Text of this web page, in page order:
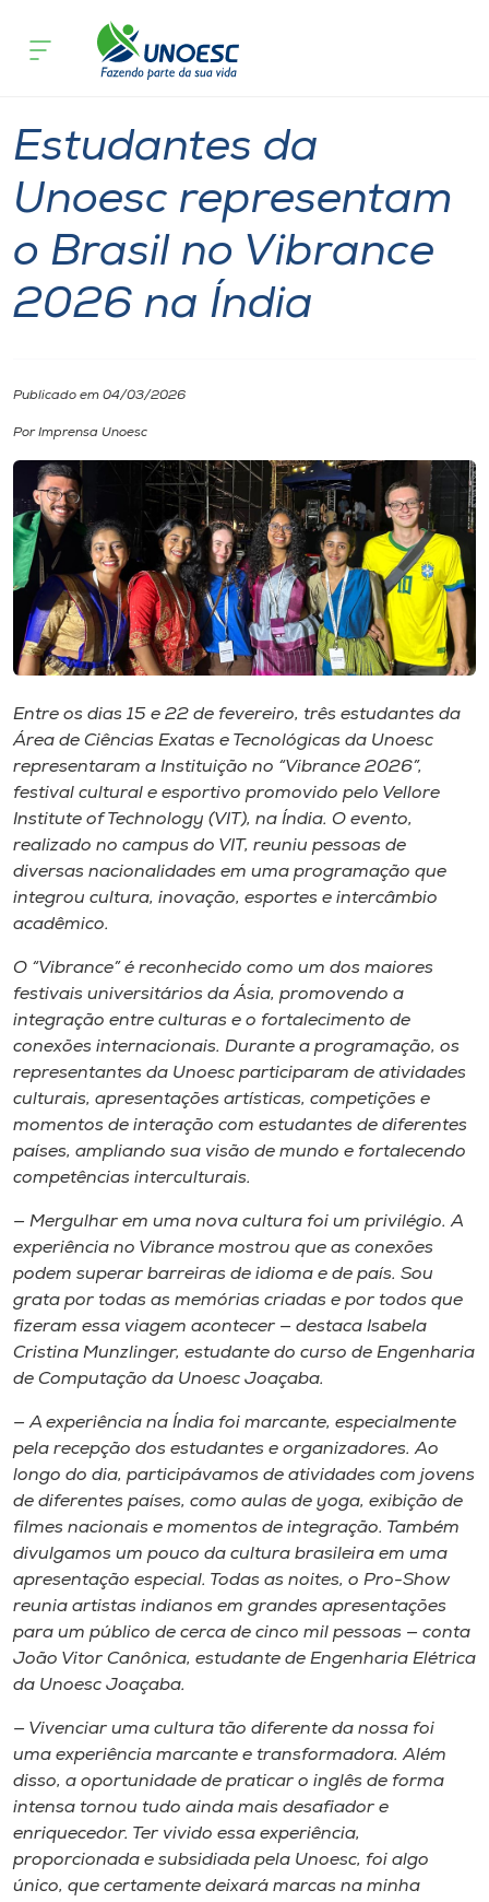
Cursos
Pesquisa
Atendimento ao Estudante
Portal de Ensino
Internacionalização
I.nova
Diplomados
Cultura
CPA
Biblioteca
Editora
Rádio
Museu
Unoesc
Store
Selecione
A+
A-
International
Estudantes da
Unoesc representam
o Brasil no Vibrance
2026 na Índia
Publicado em 04/03/2026
Por Imprensa Unoesc
Entre os dias 15 e 22 de fevereiro, três estudantes da
Área de Ciências Exatas e Tecnológicas da Unoesc
representaram a Instituição no “Vibrance 2026”,
festival cultural e esportivo promovido pelo Vellore
Institute of Technology (VIT), na Índia. O evento,
realizado no campus do VIT, reuniu pessoas de
diversas nacionalidades em uma programação que
integrou cultura, inovação, esportes e intercâmbio
acadêmico.
O “Vibrance” é reconhecido como um dos maiores
festivais universitários da Ásia, promovendo a
integração entre culturas e o fortalecimento de
conexões internacionais. Durante a programação, os
representantes da Unoesc participaram de atividades
culturais, apresentações artísticas, competições e
momentos de interação com estudantes de diferentes
países, ampliando sua visão de mundo e fortalecendo
competências interculturais.
— Mergulhar em uma nova cultura foi um privilégio. A
experiência no Vibrance mostrou que as conexões
podem superar barreiras de idioma e de país. Sou
grata por todas as memórias criadas e por todos que
fizeram essa viagem acontecer — destaca Isabela
Cristina Munzlinger, estudante do curso de Engenharia
de Computação da Unoesc Joaçaba.
— A experiência na Índia foi marcante, especialmente
pela recepção dos estudantes e organizadores. Ao
longo do dia, participávamos de atividades com jovens
de diferentes países, como aulas de yoga, exibição de
filmes nacionais e momentos de integração. Também
divulgamos um pouco da cultura brasileira em uma
apresentação especial. Todas as noites, o Pro-Show
reunia artistas indianos em grandes apresentações
para um público de cerca de cinco mil pessoas — conta
João Vitor Canônica, estudante de Engenharia Elétrica
da Unoesc Joaçaba.
— Vivenciar uma cultura tão diferente da nossa foi
uma experiência marcante e transformadora. Além
disso, a oportunidade de praticar o inglês de forma
intensa tornou tudo ainda mais desafiador e
enriquecedor. Ter vivido essa experiência,
proporcionada e subsidiada pela Unoesc, foi algo
único, que certamente deixará marcas na minha